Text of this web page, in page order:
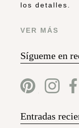
los detalles.
VER MÁS
Sígueme en
Entradas